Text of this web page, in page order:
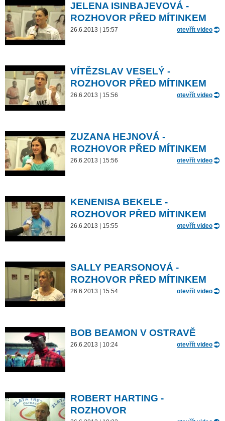
JELENA ISINBAJEVOVÁ -
ROZHOVOR PŘED MÍTINKEM
26.6.2013 | 15:57 otevřít video
VÍTĚZSLAV VESELÝ -
ROZHOVOR PŘED MÍTINKEM
26.6.2013 | 15:56 otevřít video
ZUZANA HEJNOVÁ -
ROZHOVOR PŘED MÍTINKEM
26.6.2013 | 15:56 otevřít video
KENENISA BEKELE -
ROZHOVOR PŘED MÍTINKEM
26.6.2013 | 15:55 otevřít video
SALLY PEARSONOVÁ -
ROZHOVOR PŘED MÍTINKEM
26.6.2013 | 15:54 otevřít video
BOB BEAMON V OSTRAVĚ
26.6.2013 | 10:24 otevřít video
ROBERT HARTING -
ROZHOVOR